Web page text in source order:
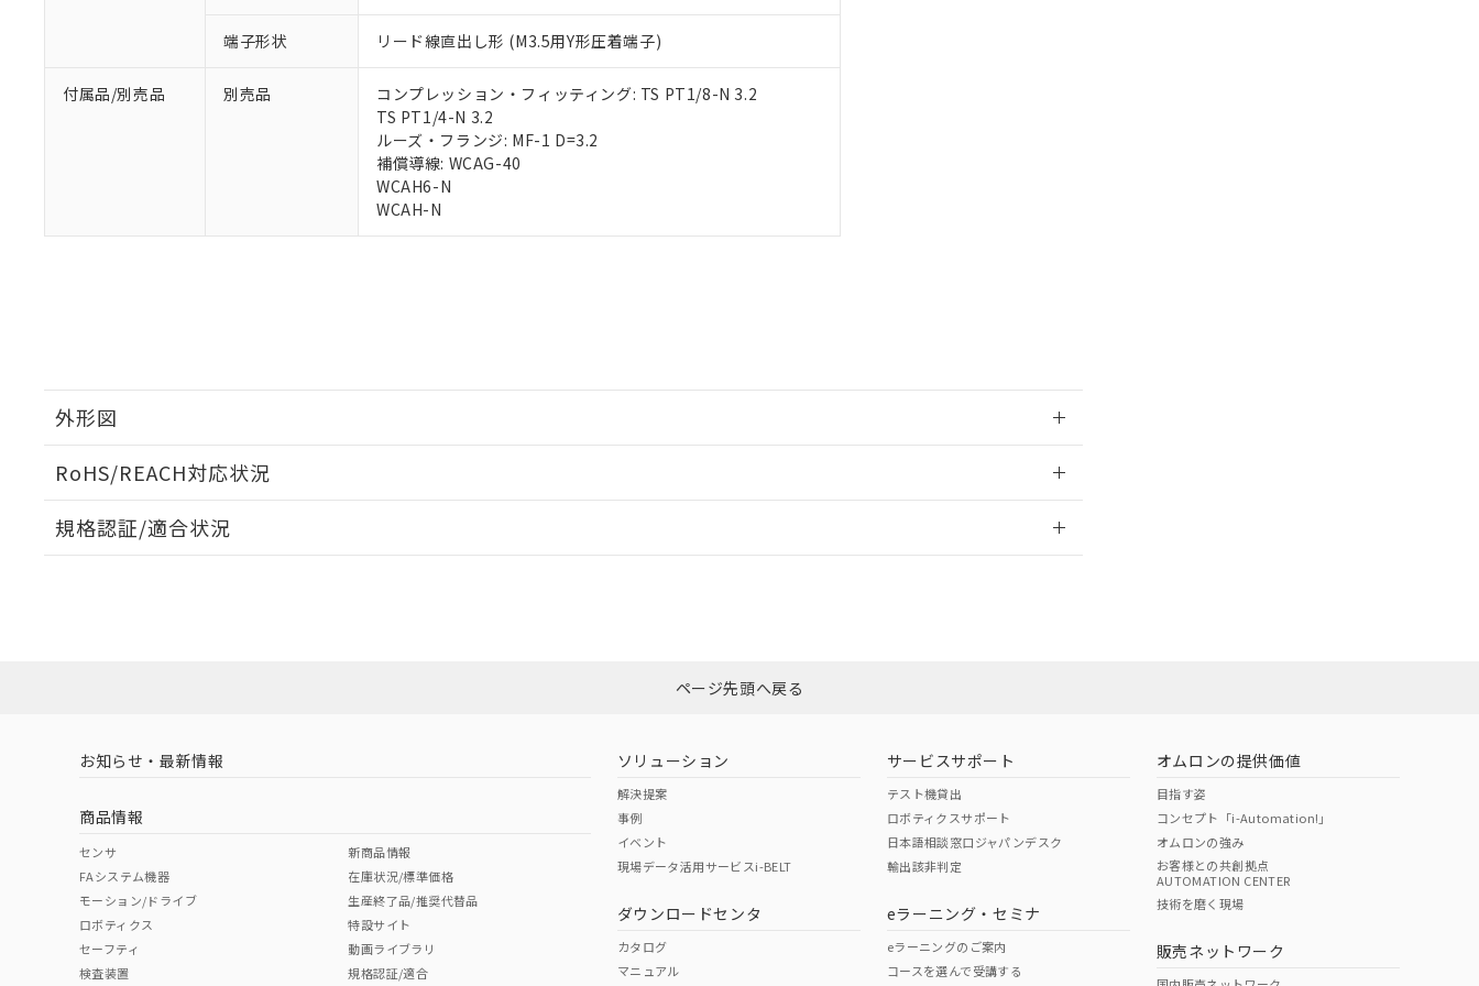
端子形状 リード線直出し形 (M3.5用Y形圧着端子)
付属品/別売品 別売品
コンプレッション・フィッティング: TS PT1/8-N 3.2
TS PT1/4-N 3.2
ルーズ・フランジ: MF-1 D=3.2
補償導線: WCAG-40
WCAH6-N
WCAH-N
外形図
RoHS/REACH対応状況
EU RoHS 注意事項・凡例
ダウンロードはこちら
中国 RoHS 注意事項・凡例
中国 RoHS表
Pb Hg Cr(VI)
O O
規格認証/適合状況
（イギリス
（ノルウェー
（日本
（アメリカ
この製品の規格認証/適合状況ページへ
その他の認証はこちらのページからご検索ください
在庫状況および標準価格結果を当社の事前の承諾なく第三者に漏洩または開示しないようお願いしま
す。
マイパーツ機能（部品リスト作成サービス）をご利用いただくには、I-Webメンバーズにご登録され
ている必要があります。
お客様が当ウェブサイト上で当社にご登録された部品リストについて、当社および当社の共同利用者
が、当社の製品・サービスに関するお客様との取引・商談に必要な範囲で利用することをご了承くだ
さい。
※当社の共同利用者とは、
いる法人を指します。
部品在庫の切り替え状況などにより、予定月が前後することがあります。
※3 非含有証明書ダウンロード
下記の非含有証明書をダウンロードすることができます。
EU RoHS指令（10物質）の非含有証明書
「ｅ」：有害物質（10物質）のすべてが基準値以下であることを示します。
「10」：通常の使用状況下において有害物質が外部に漏えいし、環境に深刻な影響を及ぼさない年数を意
味します。
「－」：未確認です。当社販売部門へお問い合わせください。
たしません。
機器販売店・当社販売員にご確認ください)
空
白
受注生産機種、また在庫状況の情報を公開していない機種
ページ先頭へ戻る
お知らせ・最新情報
商品情報
センサ
FAシステム機器
モーション/ドライブ
ロボティクス
セーフティ
検査装置
新商品情報
在庫状況/標準価格
生産終了品/推奨代替品
特設サイト
動画ライブラリ
規格認証/適合
ソリューション
解決提案
事例
イベント
現場データ活用サービスi-BELT
ダウンロードセンタ
カタログ
マニュアル
サービスサポート
テスト機貸出
ロボティクスサポート
日本語相談窓口ジャパンデスク
輸出該非判定
eラーニング・セミナ
eラーニングのご案内
コースを選んで受講する
オムロンの提供価値
目指す姿
コンセプト「i-Automation!」
オムロンの強み
お客様との共創拠点
AUTOMATION CENTER
技術を磨く現場
販売ネットワーク